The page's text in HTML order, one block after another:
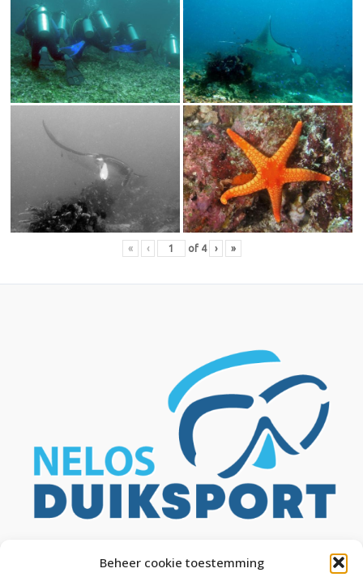
Beheer cookie toestemming
« ‹ of 4 › »